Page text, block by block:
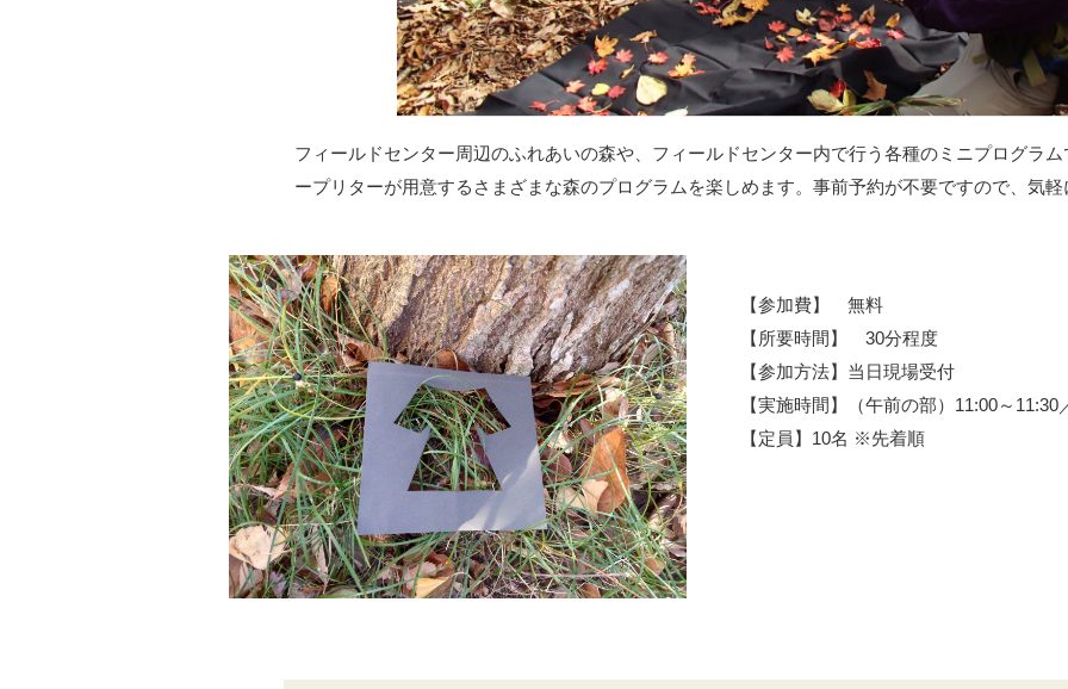
フィールドセンター周辺のふれあいの森や、フィールドセンター内で行う各種のミニプログラ
ープリターが用意するさまざまな森のプログラムを楽しめます。事前予約が不要ですので、気
【参加費】 無料
【所要時間】 30分程度
【参加方法】当日現場受付
【実施時間】（午前の部）11:00～11:30／
【定員】10名 ※先着順